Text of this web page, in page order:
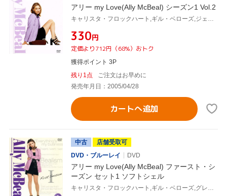
アリー my Love(Ally McBeal) シーズン1 Vol.2
¥330円
定価より712円（68%）おトク
獲得ポイント 3P
残り1点
ご注文はお早めに
発売年月日：2005/04/28
カートへ追加
中古
店舗受取可
DVD・ブルーレイ
DVD
アリー my Love(Ally McBeal) ファースト・シ
ーズン セット1 ソフトシェル